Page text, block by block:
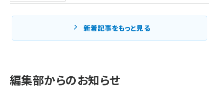
新着記事をもっと見る
編集部からのお知らせ